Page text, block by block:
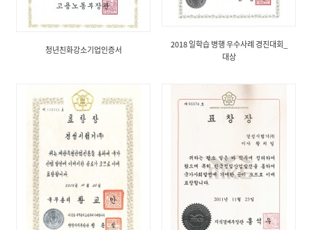
청년친화강소기업인증서
2018 일학습 병행 우수사례 경진대회_
대상